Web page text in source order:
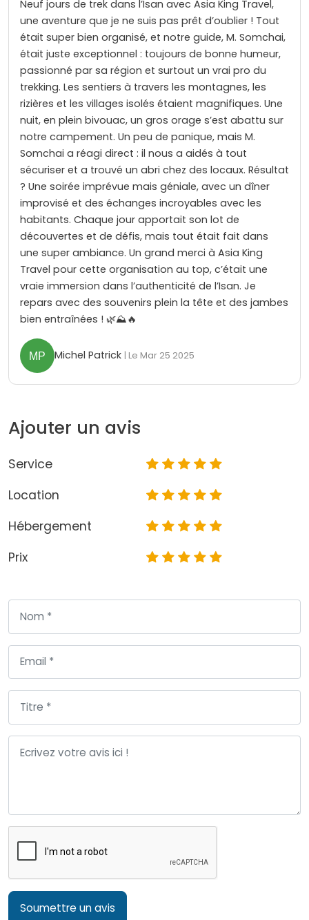
Neuf jours de trek dans l’Isan avec Asia King Travel,
une aventure que je ne suis pas prêt d’oublier ! Tout
était super bien organisé, et notre guide, M. Somchai,
était juste exceptionnel : toujours de bonne humeur,
passionné par sa région et surtout un vrai pro du
trekking. Les sentiers à travers les montagnes, les
rizières et les villages isolés étaient magnifiques. Une
nuit, en plein bivouac, un gros orage s’est abattu sur
notre campement. Un peu de panique, mais M.
Somchai a réagi direct : il nous a aidés à tout
sécuriser et a trouvé un abri chez des locaux. Résultat
? Une soirée imprévue mais géniale, avec un dîner
improvisé et des échanges incroyables avec les
habitants. Chaque jour apportait son lot de
découvertes et de défis, mais tout était fait dans
une super ambiance. Un grand merci à Asia King
Travel pour cette organisation au top, c’était une
vraie immersion dans l’authenticité de l’Isan. Je
repars avec des souvenirs plein la tête et des jambes
bien entraînées ! 🌿⛰️🔥
Michel Patrick | Le Mar 25 2025
Ajouter un avis
Service
Location
Hébergement
Prix
Soumettre un avis